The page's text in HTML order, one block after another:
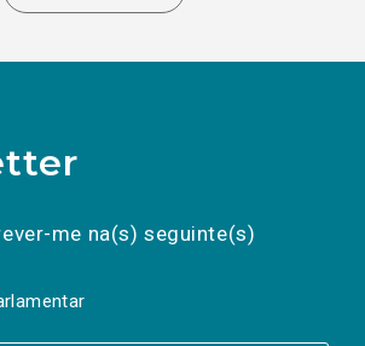
me na(s) seguinte(s)